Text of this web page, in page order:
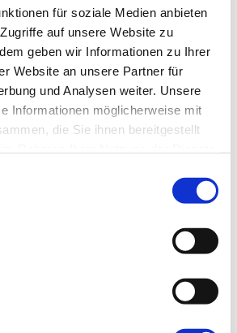
für soziale Medien anbieten
auf unsere Website zu
geben wir Informationen zu Ihrer
Website an unsere Partner für
und Analysen weiter. Unsere
Informationen möglicherweise mit
die Sie ihnen bereitgestellt
zu lösen.